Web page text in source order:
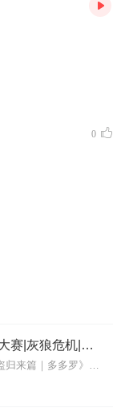
0
神探迈克狐· 千面怪盗|侦探大赛|灰狼危机|多多罗
新专辑点击收听《神探迈克狐·怪盗归来篇｜多多罗》！！！>>>点击进入主播橱窗购买《神探迈克狐》系列图书吧!<<<多多罗故事【点击前往】收听多多罗其他好玩有趣的故...